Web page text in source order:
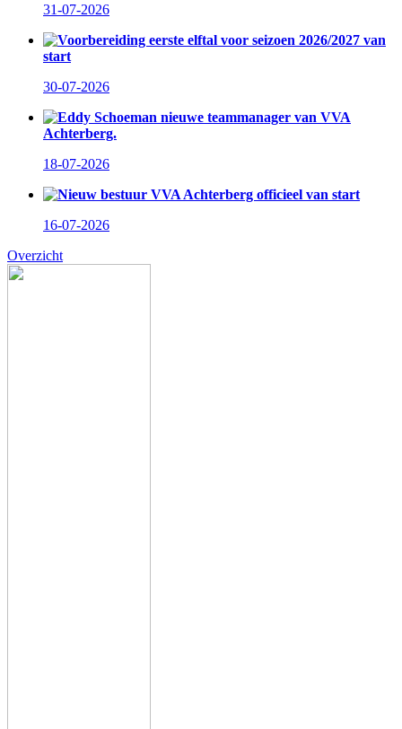
31-07-2026
Voorbereiding eerste elftal voor seizoen 2026/2027 van
start
30-07-2026
Eddy Schoeman nieuwe teammanager van VVA
Achterberg.
18-07-2026
Nieuw bestuur VVA Achterberg officieel van start
16-07-2026
Overzicht